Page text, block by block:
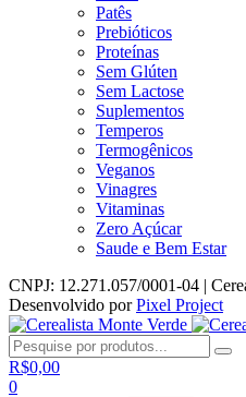
Patês
Prebióticos
Proteínas
Sem Glúten
Sem Lactose
Suplementos
Temperos
Termogênicos
Veganos
Vinagres
Vitaminas
Zero Açúcar
Saude e Bem Estar
CNPJ: 12.271.057/0001-04 |
Desenvolvido porPixel Project
R$0,00
0